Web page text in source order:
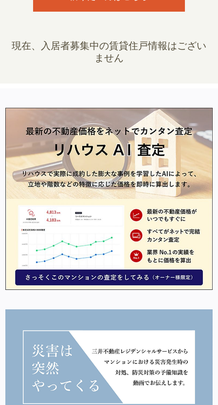
現在、入居者募集中の賃貸住戸情報はござい
ません